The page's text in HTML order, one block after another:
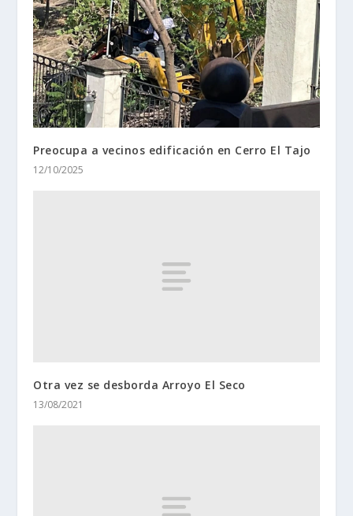
Preocupa a vecinos edificación en Cerro El Tajo
12/10/2025
Otra vez se desborda Arroyo El Seco
13/08/2021